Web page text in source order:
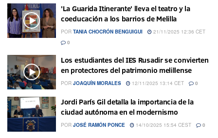
'La Guarida Itinerante' lleva el teatro y la
coeducación a los barrios de Melilla
POR TANIA CHOCRÓN BENGUIGUI
21/11/2025 12:36 CET
0
Los estudiantes del IES Rusadir se convierten
en protectores del patrimonio melillense
POR JOAQUÍN MORALES 12/11/2025 13:14 CET 0
Jordi París Gil detalla la importancia de la
ciudad autónoma en el modernismo
POR JOSÉ RAMÓN PONCE 14/10/2025 15:54 CEST 0